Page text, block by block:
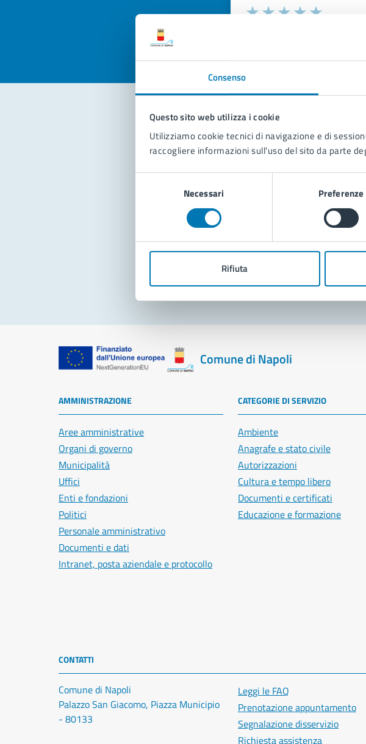
Consenso
Questo sito web utilizza i cookie
Utilizziamo cookie tecnici di navigazione e di
raccogliere informazioni sull'uso del sito da parte
Necessari Preferenze
Rifiuta
Valuta la chiarezza delle informazioni
Seleziona il numero di
Contatta il
Richiedi assistenza
Prenota appuntamento
Problemi in città
Comune di Napoli
AMMINISTRAZIONE
Aree amministrative
Organi di governo
Municipalità
Uffici
Enti e fondazioni
Politici
Personale amministrativo
Documenti e dati
Intranet, posta aziendale e protocollo
CATEGORIE DI SERVIZIO
Ambiente
Anagrafe e stato civile
Autorizzazioni
Cultura e tempo libero
Documenti e certificati
Educazione e formazione
CONTATTI
Comune di Napoli
Palazzo San Giacomo, Piazza Municipio
- 80133
Leggi le FAQ
Prenotazione appuntamento
Segnalazione disservizio
Richiesta assistenza